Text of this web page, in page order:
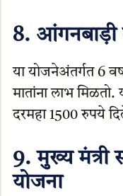
8. आंगनबाड़ी
या योजनेअंतर्गत 6
मातांना लाभ मिळतो.
दरमहा 1500 रुपये
9. मुख्य मंत्री
योजना